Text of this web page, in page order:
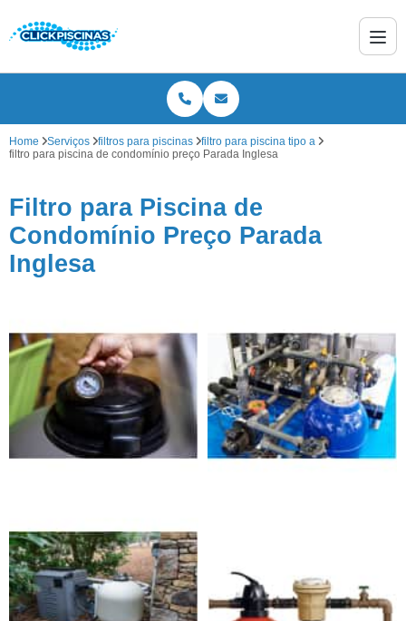
Home Serviços filtros para piscinas
filtro para piscina tipo a
filtro para piscina de condomínio preço Parada Inglesa
Filtro para Piscina de
Condomínio Preço Parada
Inglesa